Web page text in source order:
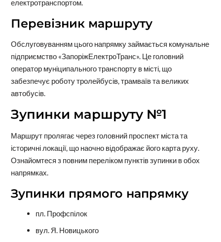
електротранспортом.
Перевізник маршруту
Обслуговуванням цього напрямку займається комунальне
підприємство «ЗапоріжЕлектроТранс». Це головний
оператор муніципального транспорту в місті, що
забезпечує роботу тролейбусів, трамваїв та великих
автобусів.
Зупинки маршруту №1
Маршрут пролягає через головний проспект міста та
історичні локації, що наочно відображає його карта руху.
Ознайомтеся з повним переліком пунктів зупинки в обох
напрямках.
Зупинки прямого напрямку
пл. Профспілок
вул. Я. Новицького